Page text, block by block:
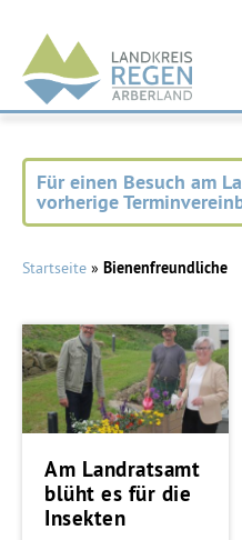
Landkreis
Regen
Für einen Besuch am
vorherige
Startseite » Bienenfreundliche
Am Landratsamt
blüht es für die
Insekten